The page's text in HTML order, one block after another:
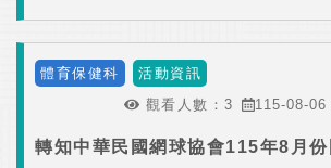
體育保健科
活動資訊
觀看人數：3 115-08-06
轉知中華民國網球協會115年8月